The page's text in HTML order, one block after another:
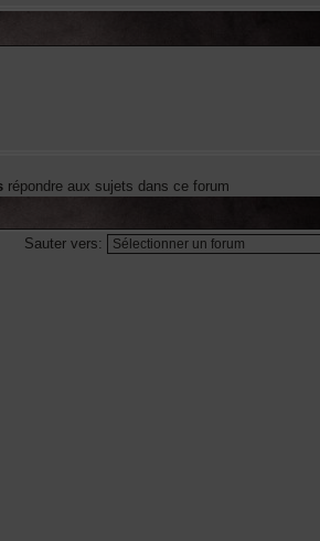
répondre aux sujets dans ce forum
Sauter vers: